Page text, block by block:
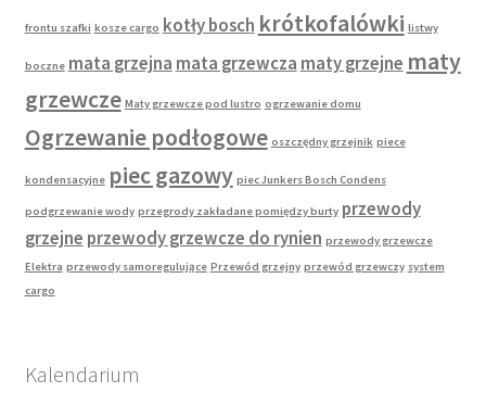
frontu szafki kosze cargo kotły bosch krótkofalówki listwy
boczne mata grzejna mata grzewcza maty grzejne maty
grzewcze Maty grzewcze pod lustro ogrzewanie domu
Ogrzewanie podłogowe oszczędny grzejnik piece
kondensacyjne piec gazowy piec Junkers Bosch Condens
podgrzewanie wody przegrody zakładane pomiędzy burty przewody
grzejne przewody grzewcze do rynien przewody grzewcze
Elektra przewody samoregulujące Przewód grzejny przewód grzewczy system
cargo
Kalendarium